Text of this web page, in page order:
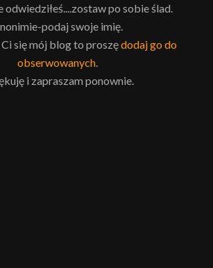
odwiedziłeś....zostaw po sobie ślad.
podaj swoje imię.
się mój blog to proszędodaj go do
obserwowanych.
i zapraszam ponownie.